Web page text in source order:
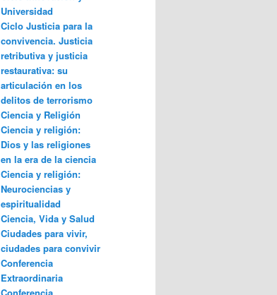
Universidad
Ciclo Justicia para la
convivencia. Justicia
retributiva y justicia
restaurativa: su
articulación en los
delitos de terrorismo
Ciencia y Religión
Ciencia y religión:
Dios y las religiones
en la era de la ciencia
Ciencia y religión:
Neurociencias y
espiritualidad
Ciencia, Vida y Salud
Ciudades para vivir,
ciudades para convivir
Conferencia
Extraordinaria